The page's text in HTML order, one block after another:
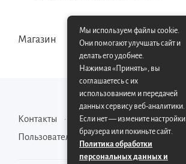
Магазин
Контакты
Карта сайта
Пользовательское соглашение
Мы используем файлы cookie.
Они помогают улучшать сайт и
делать его удобнее.
Нажимая «Принять», вы
соглашаетесь с их
использованием и передачей
данных сервису веб-аналитики.
Если нет — измените настройки
браузера или покиньте сайт.
Политика обработки
персональных данных и